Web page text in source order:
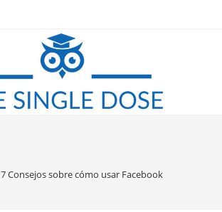
7 Consejos sobre cómo usar Facebook